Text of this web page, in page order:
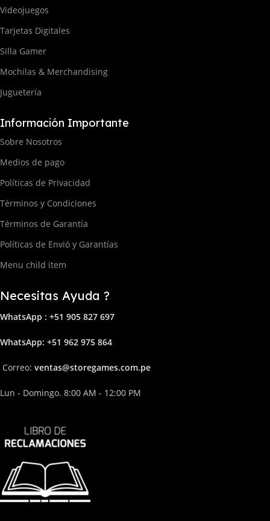
Videojuegos
Tarjetas Digitales
Silla Gamer
Mochilas & Merchandising
Juguetería
Información Importante
Sobre Nosotros
Medios de pago
Políticas de Privacidad
Términos y Condiciones
Términos de Garantía
Políticas de Envió y Garantías
Menu child item
Necesitas Ayuda ?
WhatsApp : +51 905 827 697
WhatsApp: +51 962 975 864
Correo: ventas@storegames.com.pe
Lun - Domingo. 8:00 AM - 12:00 PM